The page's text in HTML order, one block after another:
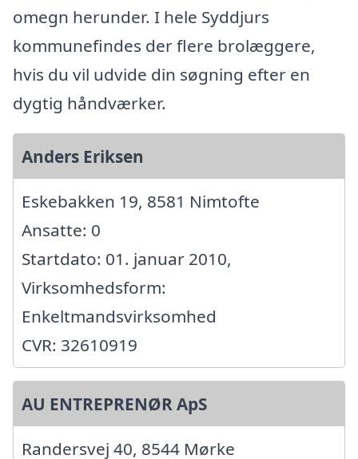
omegn herunder. I hele Syddjurs
kommunefindes der flere brolæggere,
hvis du vil udvide din søgning efter en
dygtig håndværker.
Anders Eriksen
Eskebakken 19, 8581 Nimtofte
Ansatte: 0
Startdato: 01. januar 2010,
Virksomhedsform:
Enkeltmandsvirksomhed
CVR: 32610919
AU ENTREPRENØR ApS
Randersvej 40, 8544 Mørke